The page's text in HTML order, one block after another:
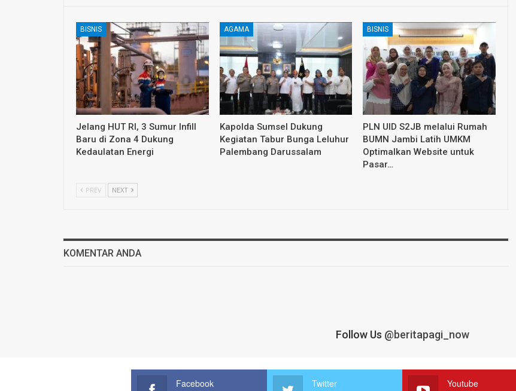
BISNIS
Jelang HUT RI, 3 Sumur Infill
Baru di Zona 4 Dukung
Kedaulatan Energi
AGAMA
Kapolda Sumsel Dukung
Kegiatan Tabur Bunga Leluhur
Palembang Darussalam
BISNIS
PLN UID S2JB melalui Rumah
BUMN Jambi Latih UMKM
Optimalkan Website untuk
Pasar…
PREV NEXT
KOMENTAR ANDA
Follow Us @beritapagi_now
Facebook Twitter Youtube